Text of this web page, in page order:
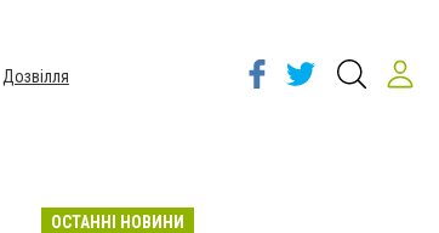
Дозвілля
ОСТАННІ НОВИНИ